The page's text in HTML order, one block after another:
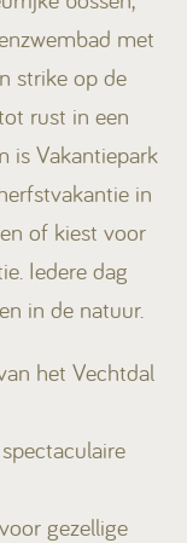
met
strike op de
rust in een
is Vakantiepark
in
of kiest voor
Iedere dag
in de natuur.
het Vechtdal
gezellige